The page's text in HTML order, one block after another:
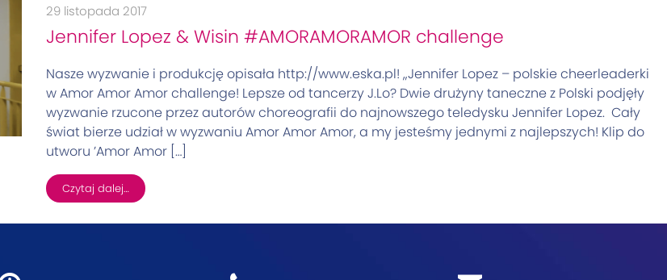
29 listopada 2017
Jennifer Lopez & Wisin #AMORAMORAMOR challenge
Nasze wyzwanie i produkcję opisała http://www.eska.pl! „Jennifer Lopez – polskie cheerleaderki
w Amor Amor Amor challenge! Lepsze od tancerzy J.Lo? Dwie drużyny taneczne z Polski podjęły
wyzwanie rzucone przez autorów choreografii do najnowszego teledysku Jennifer Lopez. Cały
świat bierze udział w wyzwaniu Amor Amor Amor, a my jesteśmy jednymi z najlepszych! Klip do
utworu ’Amor Amor […]
Czytaj dalej…